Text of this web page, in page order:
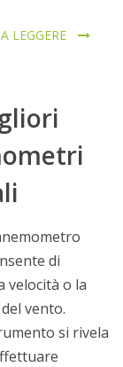
LEGGERE
di
velocità o la
vento.
si rivela